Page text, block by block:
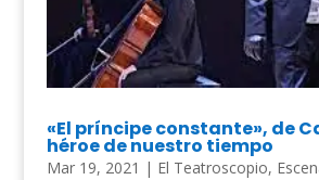
«El príncipe constante», de
héroe de nuestro tiempo
Mar 19, 2021 | El Teatroscopio,